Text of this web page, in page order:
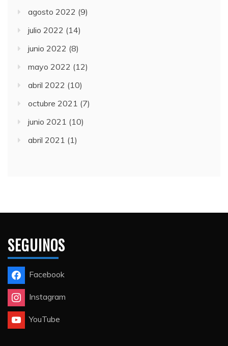
agosto 2022 (9)
julio 2022 (14)
junio 2022 (8)
mayo 2022 (12)
abril 2022 (10)
octubre 2021 (7)
junio 2021 (10)
abril 2021 (1)
SEGUINOS
Facebook
Instagram
YouTube